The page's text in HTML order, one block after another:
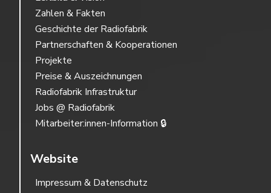
Zahlen & Fakten
Geschichte der Radiofabrik
Partnerschaften & Kooperationen
Projekte
Preise & Auszeichnungen
Radiofabrik Infrastruktur
Jobs @ Radiofabrik
Mitarbeiter:innen-Information 🔒
Website
Impressum & Datenschutz